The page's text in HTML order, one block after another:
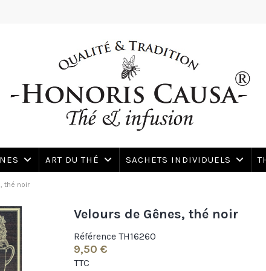
ART DU THÉ SACHETS INDIVIDUELS
thé noir
Velours de Gênes, thé noir
Référence TH16260
9,50 €
TTC